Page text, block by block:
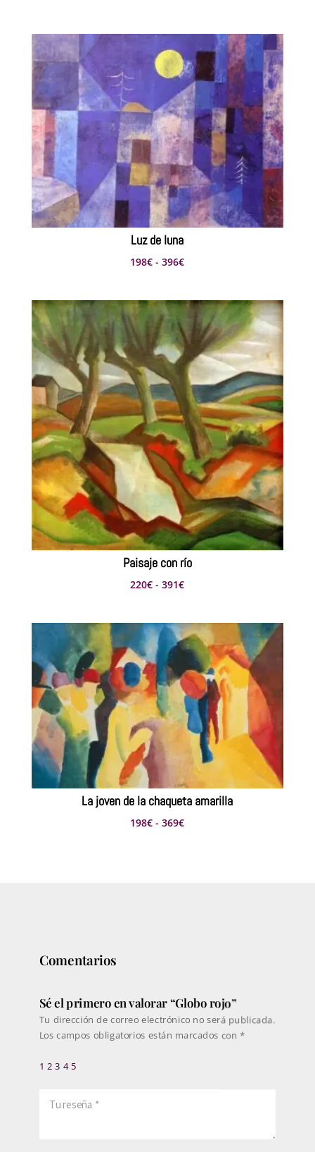
precios:
desde
220€
hasta
440€
Luz de luna
198€ - 396€Rango
precios:
198€
hasta
396€
Paisaje con río
220€ - 391€Rango
precios:
desde
220€
hasta
391€
La joven de la chaqueta amarilla
198€ - 369€Rango
Comentarios
Sé el primero en valorar “Globo rojo”
Tu dirección de correo electrónico no será publicada.
Los campos obligatorios están marcados con*
1 2 3 4 5